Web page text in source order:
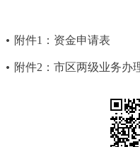
附件1：资金申请表
附件2：市区两级业务办